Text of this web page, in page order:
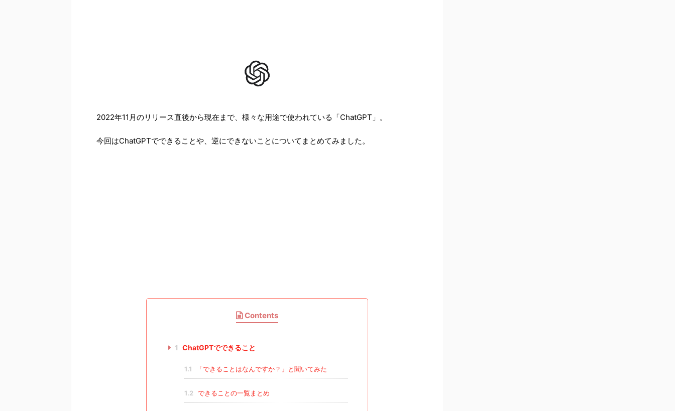
2022年11月のリリース直後から現在まで、様々な用途で使われている「ChatGPT」。
今回はChatGPTでできることや、逆にできないことについてまとめてみました。
Contents
1 ChatGPTでできること
1.1 「できることはなんですか？」と聞いてみた
1.2 できることの一覧まとめ